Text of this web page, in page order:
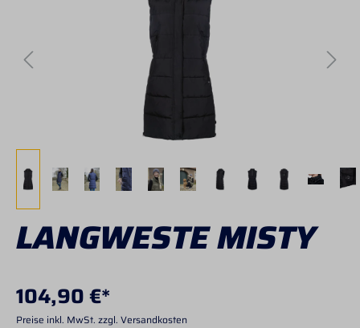
LANGWESTE MISTY
104,90 €*
Preise inkl. MwSt. zzgl. Versandkosten